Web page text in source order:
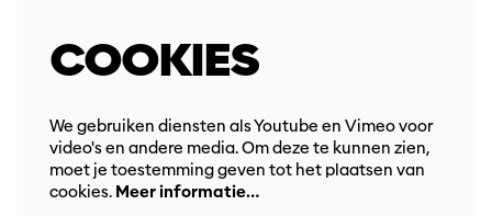
COOKIES
We gebruiken diensten als Youtube en Vimeo voor
video's en andere media. Om deze te kunnen zien,
moet je toestemming geven tot het plaatsen van
cookies. Meer informatie…